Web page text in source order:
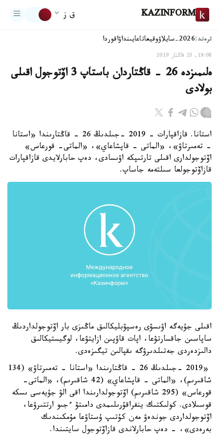
KAZINFORM ق ز
ترەند:2026-سايلاۋ وقيعاتاعايىنداۋاقوردا
19:08, 23 قاڭتار 2019
ەلىمىزدە 26 - قاڭتاردان باستاپ 3 اۆتوجول اقىلى
بولادى
استانا. قازاقپارات - 2019 -جىلدىڭ 26 - قاڭتارىندا «استانا
- تەمىرتاۋ»، «الماتى - قاپشاعاي»، «الماتى- قورعاس»
اۆتوجولدارى اقىلى تارتىپكە اۋىسادى، دەپ حابارلايدى قازاقپارات
قازاۆتوجولعا سىلتەمە جاساپ.
اقىلى جۇيەگە اۋىسۋى رەسپۋبليكالىق ماڭىزى بار اۆتوجولداردىڭ
ساپاسىن جاقسارتۋعا، اپات قاۋپىن ازايتۋعا، لوگيستيكالىق
دالىزدەردى جەتىلدىرۋگە ىقپالىن تيگىزەدى.
«2019 -جىلدىڭ 26 - قاڭتارىندا «استانا - تەمىرتاۋ» (134
شاقىرىم)، «الماتى - قاپشاعاي» (42 شاقىرىم)، «الماتى-
قورعاس» (295 شاقىرىم) اۆتوجولدارىندا اقى الۋ جۇيەسى ىسكە
قوسىلادى. كولىكتىك ينفراقۇرىلىمدى دامىتۋ ءجىو ارتتىرۋعا،
اۆتوجولداردى جوندەۋ مەن كۇتىپ ۇستاۋعا مۇمكىندىك
بەرەدى»، - دەپ حابارلاندى قازاۆتوجول سايتىندا.